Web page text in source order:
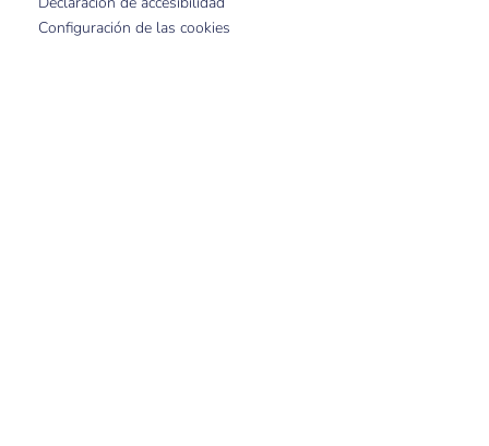
Configuración de las cookies